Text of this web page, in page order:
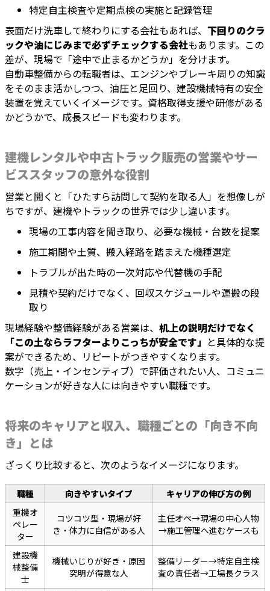
特定自主検査や定期点検の実施と記録管理
表面だけ洗車して終わりにする会社もあれば、 下回りのクラ
ックや油にじみまで必ずチェックする会社もあります。この
差が、現場で「途中で止まるかどうか」を分けます。
自動車整備からの転職者は、エンジンやブレーキ周りの知識
をそのまま活かしつつ、油圧と足回り、建設機械特有の安全
装置を覚えていくイメージです。資格取得支援や研修がある
かどうかで、成長スピードも変わります。
建機レンタルや中古トラック販売の営業やサー
ビススタッフの意外な役割
営業と聞くと「ひたすら訪問して契約を取る人」を想像しが
ちですが、建機やトラックの世界では少し違います。
現場の工事内容を聞き取り、必要な機械・台数を提案
施工期間や土質、搬入経路を踏まえた機種選定
トラブルが出た時の一次対応や代替機の手配
見積や契約だけでなく、回収スケジュールや運搬の段
取り
現場経験や整備経験がある営業は、 机上の説明だけでなく
「この土ならラフターよりこっちが安全です」 と具体的な提
案ができるため、リピートがつきやすくなります。
数字（売上・インセンティブ）で評価されたい人、コミュニ
ケーションが好きな人には向きやすい職種です。
将来のキャリアと収入、職種ごとの「向き不向
き」とは
ざっくり比較すると、次のようなイメージになります。
職種 向きやすいタイプ
キャリアの伸び方の例
重機オ
ペレー
ター
コツコツ型・現場が好
き・体力に自信がある人
主任オペ→現場の中心人物
→施工管理へ進むケースも
建設機
械整備
士
機械いじりが好き・原因
究明が得意な人
整備リーダー→特定自主検
査の責任者→工場長クラス